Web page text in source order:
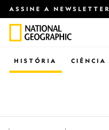
ASSINE A NEWSLETTER
CIÊNCIA
HISTÓRIA